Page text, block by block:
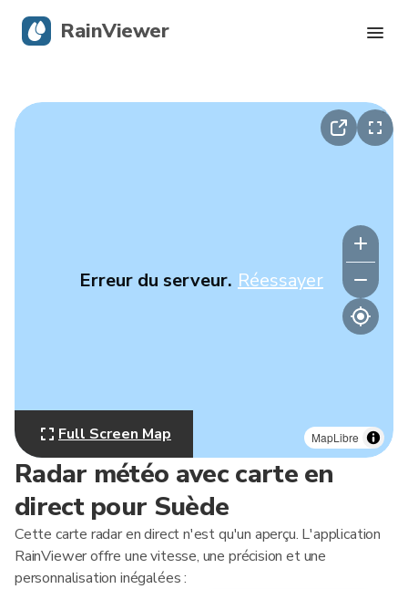
Radar météo avec carte en
direct pour Suède
Cette carte radar en direct n'est qu'un aperçu. L'application
RainViewer offre une vitesse, une précision et une
personnalisation inégalées :
MapLibre
Erreur du serveur. Réessayer
Full Screen Map
RainViewer